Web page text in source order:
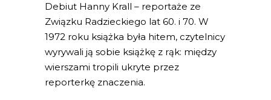
Debiut Hanny Krall – reportaże ze
Związku Radzieckiego lat 60. i 70. W
1972 roku książka była hitem, czytelnicy
wyrywali ją sobie książkę z rąk: między
wierszami tropili ukryte przez
reporterkę znaczenia.